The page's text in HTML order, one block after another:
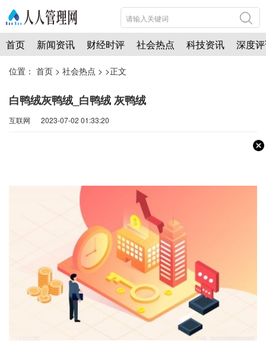
首页 新闻资讯 财经时评 社会热点 科技资讯 深度
位置： 首页 > 社会热点 > >正文
白鸭绒灰鸭绒_白鸭绒 灰鸭绒
互联网 2023-07-02 01:33:20